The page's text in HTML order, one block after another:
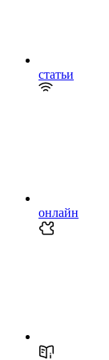
статьи
онлайн